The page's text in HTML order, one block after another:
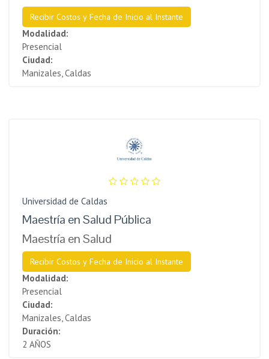
Recibir Costos y Fecha de Inicio al Instante
Modalidad:
Presencial
Ciudad:
Manizales, Caldas
Universidad de Caldas
Maestría en Salud Pública
Maestría en Salud
Recibir Costos y Fecha de Inicio al Instante
Modalidad:
Presencial
Ciudad:
Manizales, Caldas
Duración:
2 AÑOS